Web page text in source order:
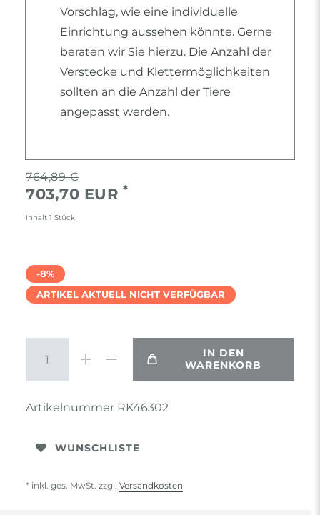
Vorschlag, wie eine individuelle
Einrichtung aussehen könnte. Gerne
beraten wir Sie hierzu. Die Anzahl der
Verstecke und Klettermöglichkeiten
sollten an die Anzahl der Tiere
angepasst werden.
764,89 €
703,70 EUR *
Inhalt 1 Stück
-8%
ARTIKEL AKTUELL NICHT VERFÜGBAR
IN DEN
WARENKORB
Artikelnummer RK46302
WUNSCHLISTE
* inkl. ges. MwSt. zzgl. Versandkosten